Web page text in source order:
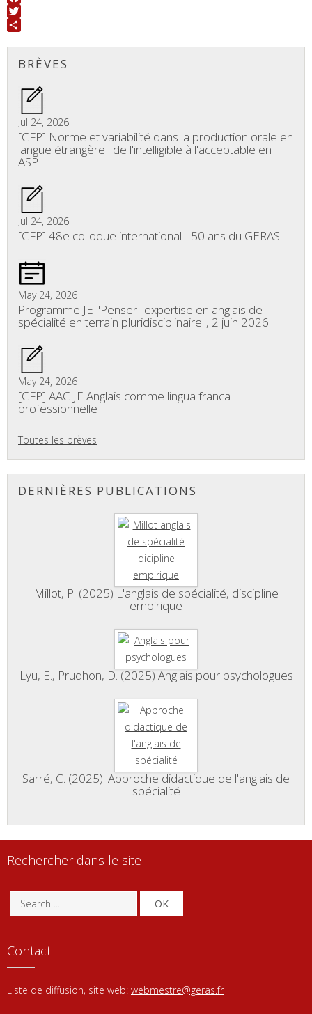
Facebook
Twitter
BRÈVES
Jul 24, 2026
[CFP] Norme et variabilité dans la production orale en
langue étrangère : de l'intelligible à l'acceptable en
ASP
Jul 24, 2026
[CFP] 48e colloque international - 50 ans du GERAS
May 24, 2026
Programme JE "Penser l'expertise en anglais de
spécialité en terrain pluridisciplinaire", 2 juin 2026
May 24, 2026
[CFP] AAC JE Anglais comme lingua franca
professionnelle
Toutes les brèves
DERNIÈRES PUBLICATIONS
Millot, P. (2025) L'anglais de spécialité, discipline
empirique
Lyu, E., Prudhon, D. (2025) Anglais pour psychologues
Sarré, C. (2025). Approche didactique de l'anglais de
spécialité
Rechercher dans le site
OK
Contact
Liste de diffusion, site web: webmestre@geras.fr